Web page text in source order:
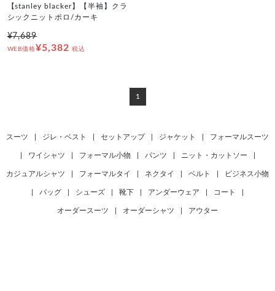
【stanley blacker】【半袖】クラ
シックニットポロ/カーキ
¥7,689
WEB価格¥5,382 税込
1
スーツ ジレ・ベスト セットアップ ジャケット フォーマルスーツ
ワイシャツ フォーマル小物 パンツ ニット・カットソー
カジュアルシャツ フォーマルタイ ネクタイ ベルト ビジネス小物
バッグ シューズ 靴下 アンダーウェア コート
オーダースーツ オーダーシャツ アウター